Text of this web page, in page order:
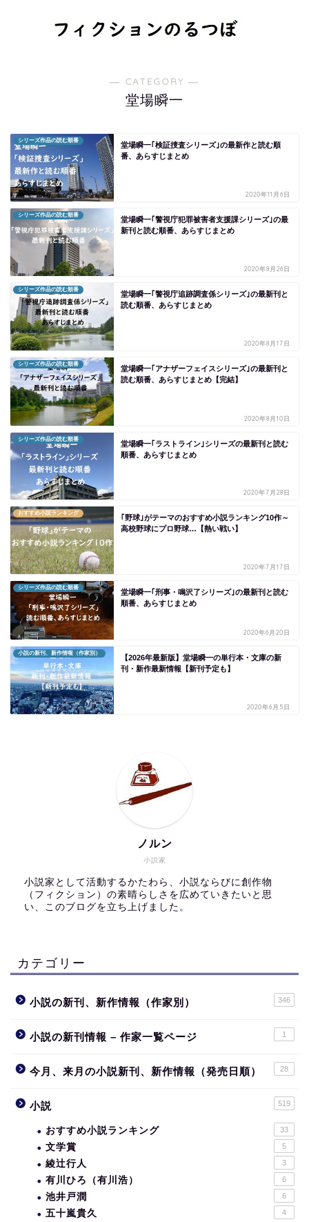
― CATEGORY ―
堂場瞬一
シリーズ作品の読む順番
堂場瞬一｢検証捜査シリーズ｣の最新作と読む順
番、あらすじまとめ
2020年11月6日
シリーズ作品の読む順番
堂場瞬一｢警視庁犯罪被害者支援課シリーズ｣の最
新刊と読む順番、あらすじまとめ
2020年8月26日
シリーズ作品の読む順番
堂場瞬一｢警視庁追跡調査係シリーズ｣の最新刊と
読む順番、あらすじまとめ
2020年8月17日
シリーズ作品の読む順番
堂場瞬一｢アナザーフェイスシリーズ｣の最新刊と
読む順番、あらすじまとめ【完結】
2020年8月10日
シリーズ作品の読む順番
堂場瞬一｢ラストライン｣シリーズの最新刊と読む
順番、あらすじまとめ
2020年7月28日
おすすめ小説ランキング
｢野球｣がテーマのおすすめ小説ランキング10作～
高校野球にプロ野球…【熱い戦い】
2020年7月17日
シリーズ作品の読む順番
堂場瞬一｢刑事・鳴沢了シリーズ｣の最新刊と読む
順番、あらすじまとめ
2020年6月20日
小説の新刊、新作情報（作家別）
【2026年最新版】堂場瞬一の単行本・文庫の新
刊・新作最新情報【新刊予定も】
2020年6月5日
小説家
ノルン
小説家として活動するかたわら、小説ならびに創作物
（フィクション）の素晴らしさを広めていきたいと思
い、このブログを立ち上げました。
カテゴリー
小説の新刊、新作情報（作家別） 346
小説の新刊情報 – 作家一覧ページ 1
今月、来月の小説新刊、新作情報（発売日順） 28
小説 519
おすすめ小説ランキング 33
文学賞 5
綾辻行人 3
有川ひろ（有川浩） 6
池井戸潤 6
五十嵐貴久 4